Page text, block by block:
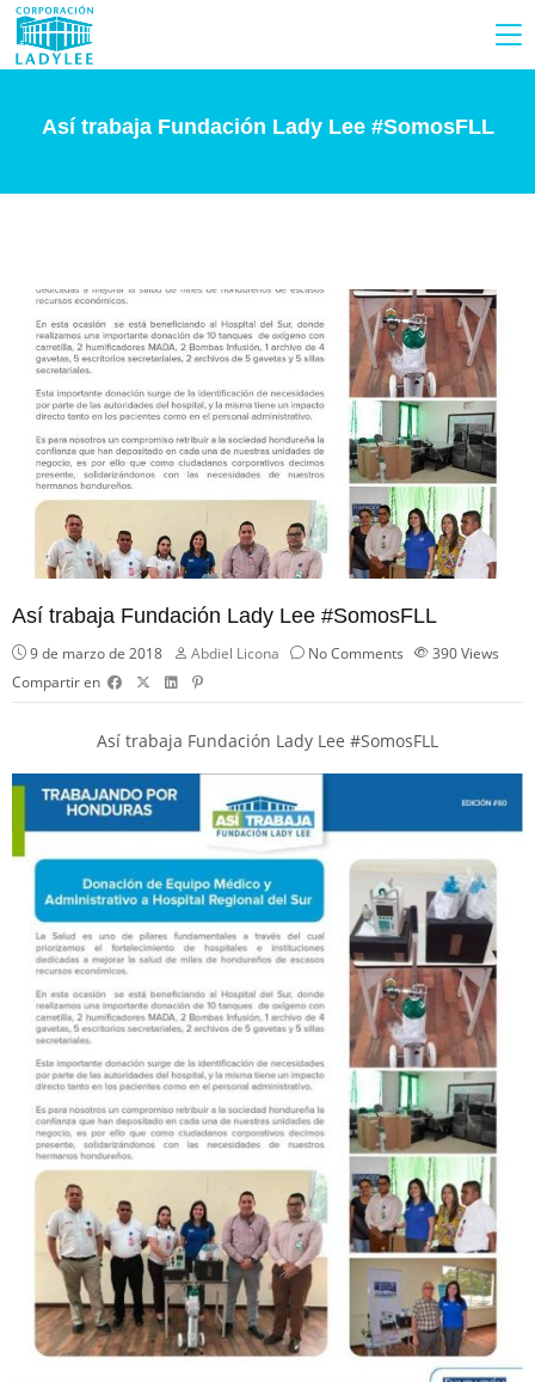
Así trabaja Fundación Lady Lee #SomosFLL
Así trabaja Fundación Lady Lee #SomosFLL
9 de marzo de 2018 Abdiel Licona No Comments 390Views
Compartir en
Así trabaja Fundación Lady Lee #SomosFLL